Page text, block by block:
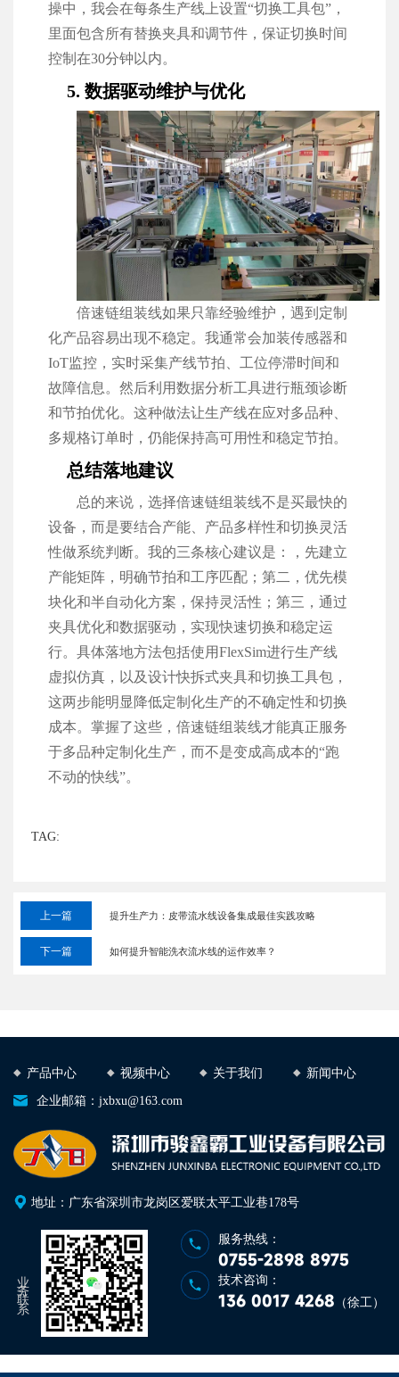
操中，我会在每条生产线上设置“切换工具包”，
里面包含所有替换夹具和调节件，保证切换时间
控制在30分钟以内。
5. 数据驱动维护与优化
倍速链组装线如果只靠经验维护，遇到定制
化产品容易出现不稳定。我通常会加装传感器和
IoT监控，实时采集产线节拍、工位停滞时间和
故障信息。然后利用数据分析工具进行瓶颈诊断
和节拍优化。这种做法让生产线在应对多品种、
多规格订单时，仍能保持高可用性和稳定节拍。
总结落地建议
总的来说，选择倍速链组装线不是买最快的
设备，而是要结合产能、产品多样性和切换灵活
性做系统判断。我的三条核心建议是：，先建立
产能矩阵，明确节拍和工序匹配；第二，优先模
块化和半自动化方案，保持灵活性；第三，通过
夹具优化和数据驱动，实现快速切换和稳定运
行。具体落地方法包括使用FlexSim进行生产线
虚拟仿真，以及设计快拆式夹具和切换工具包，
这两步能明显降低定制化生产的不确定性和切换
成本。掌握了这些，倍速链组装线才能真正服务
于多品种定制化生产，而不是变成高成本的“跑
不动的快线”。
TAG:
上一篇 提升生产力：皮带流水线设备集成最佳实践攻略
下一篇 如何提升智能洗衣流水线的运作效率？
产品中心 视频中心 关于我们 新闻中心
企业邮箱：jxbxu@163.com
地址：广东省深圳市龙岗区爱联太平工业巷178号
业务联系
服务热线：
0755-2898 8975
技术咨询：
136 0017 4268 （徐工）